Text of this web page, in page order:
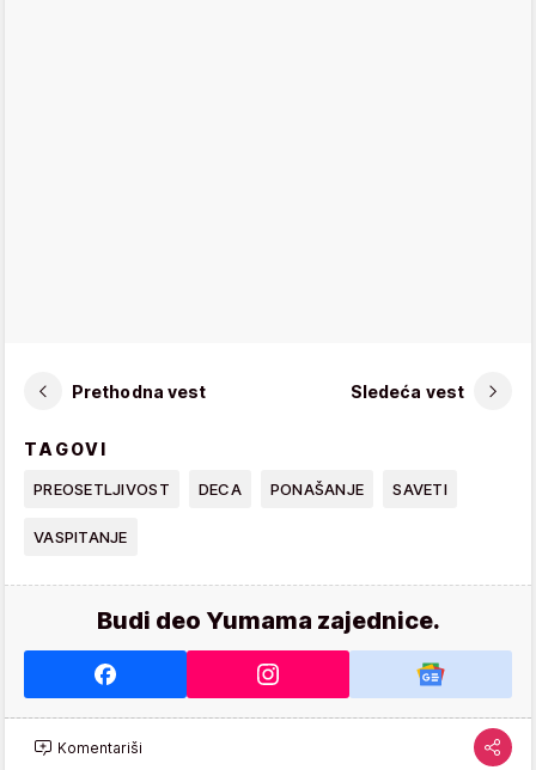
Prethodna vest Sledeća vest
TAGOVI
PREOSETLJIVOST DECA PONAŠANJE SAVETI
VASPITANJE
Budi deo Yumama zajednice.
Komentariši